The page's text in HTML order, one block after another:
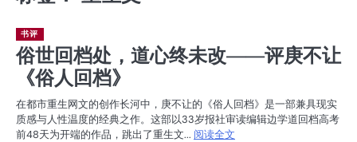
书评
俗世回档处，道心终未改——评庚不让
《俗人回档》
在都市重生网文的创作长河中，庚不让的《俗人回档》是一部兼具现实
质感与人性温度的经典之作。这部以33岁报社审读编辑边学道回档高考
前48天为开端的作品，跳出了重生文... 阅读全文